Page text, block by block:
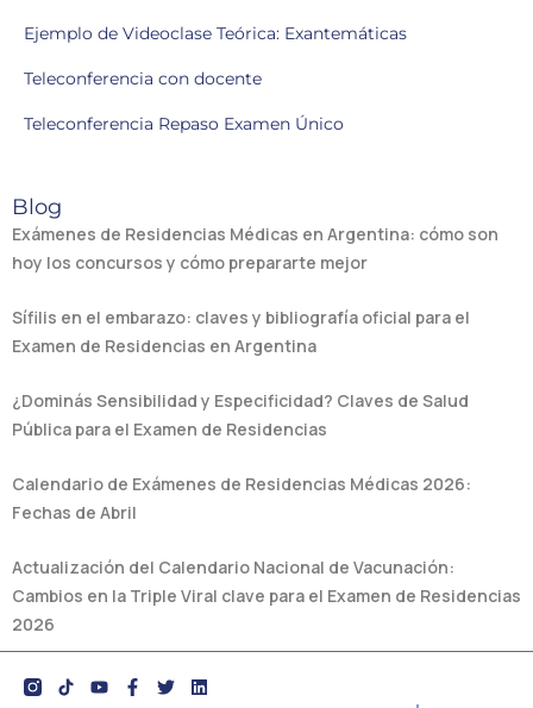
Ejemplo de Videoclase Teórica: Exantemáticas
Teleconferencia con docente
Teleconferencia Repaso Examen Único
Blog
Exámenes de Residencias Médicas en Argentina: cómo son
hoy los concursos y cómo prepararte mejor
Sífilis en el embarazo: claves y bibliografía oficial para el
Examen de Residencias en Argentina
¿Dominás Sensibilidad y Especificidad? Claves de Salud
Pública para el Examen de Residencias
Calendario de Exámenes de Residencias Médicas 2026:
Fechas de Abril
Actualización del Calendario Nacional de Vacunación:
Cambios en la Triple Viral clave para el Examen de Residencias
2026
Y
o
F
a
T
w
L
i